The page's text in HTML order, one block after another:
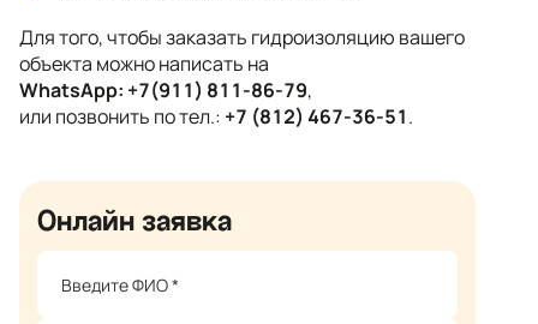
Для того, чтобы заказать гидроизоляцию вашего
объекта можно написать на
WhatsApp: +7(911) 811-86-79,
или позвонить по тел.: +7 (812) 467-36-51.
Онлайн заявка